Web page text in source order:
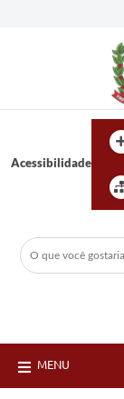
Acessibilidade
MENU